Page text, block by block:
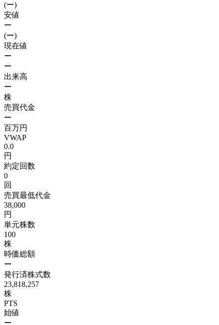
(ー)
安値
ー
(ー)
現在値
ー
ー
出来高
ー
株
売買代金
ー
百万円
VWAP
0.0
円
約定回数
0
回
売買最低代金
38,000
円
単元株数
100
株
時価総額
ー
発行済株式数
23,818,257
株
PTS
始値
ー